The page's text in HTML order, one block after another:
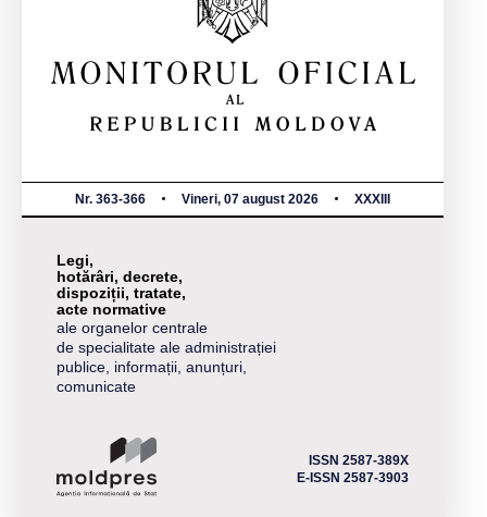
Nr. 363-366 Vineri, 07 august 2026 XXXIII
Legi,
hotărâri, decrete,
dispoziții, tratate,
acte normative
ale organelor centrale
de specialitate ale administrației
publice, informații, anunțuri,
comunicate
ISSN 2587-389X
E-ISSN 2587-3903